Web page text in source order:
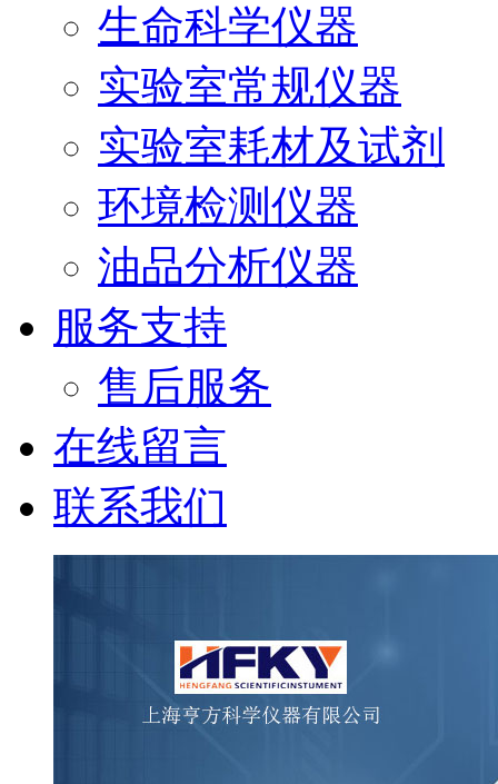
生命科学仪器
实验室常规仪器
实验室耗材及试剂
环境检测仪器
油品分析仪器
服务支持
售后服务
在线留言
联系我们